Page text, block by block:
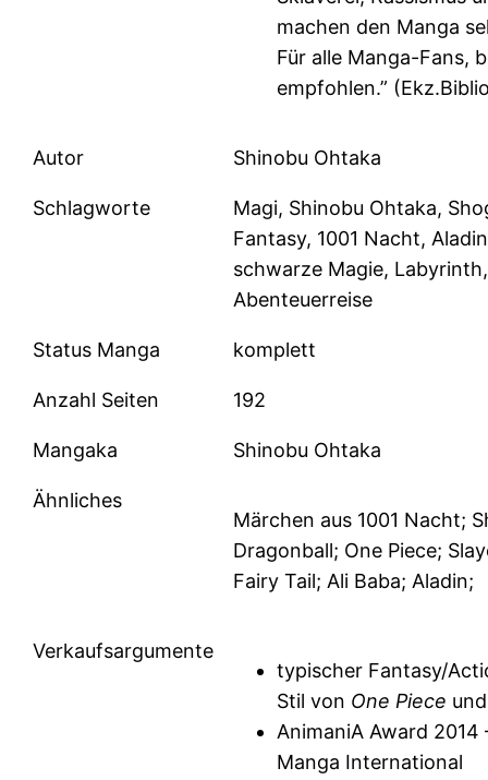
machen den Manga
Für alle Manga-Fans,
empfohlen.”
Autor Shinobu Ohtaka
Schlagworte
Magi, Shinobu Ohtaka,
Fantasy, 1001 Nacht,
schwarze Magie,
Abenteuerreise
Status Manga komplett
Anzahl Seiten 192
Mangaka Shinobu Ohtaka
Ähnliches
Märchen aus 1001 Nacht;
Dragonball; One Piece;
Fairy Tail; Ali Baba; Aladin;
Verkaufsargumente
typischer Fantasy/
Stil von One Piece
AnimaniA Award 2014
Manga International